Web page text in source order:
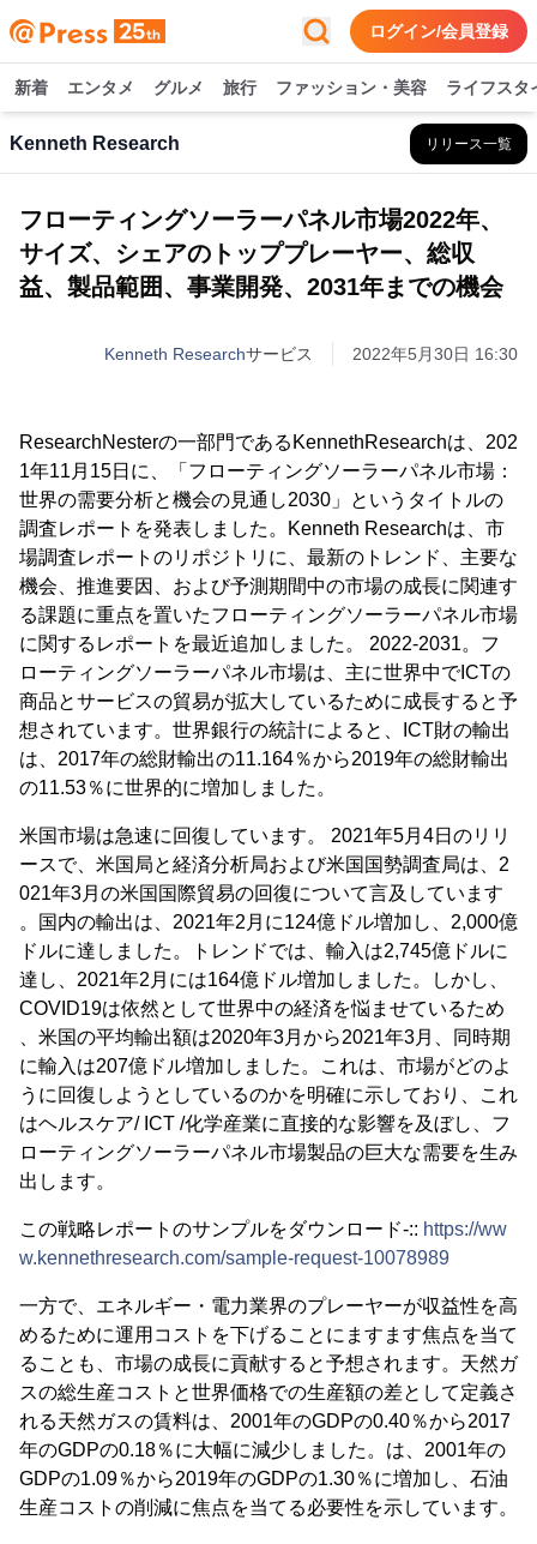
ログイン/会員登録
新着 エンタメ グルメ 旅行 ファッション・美容 ライフスタ
Kenneth Research リリース一覧
フローティングソーラーパネル市場2022年、
サイズ、シェアのトッププレーヤー、総収
益、製品範囲、事業開発、2031年までの機会
Kenneth Researchサービス 2022年5月30日 16:30
ResearchNesterの一部門であるKennethResearchは、202
1年11月15日に、「フローティングソーラーパネル市場：
世界の需要分析と機会の見通し2030」というタイトルの
調査レポートを発表しました。Kenneth Researchは、市
場調査レポートのリポジトリに、最新のトレンド、主要な
機会、推進要因、および予測期間中の市場の成長に関連す
る課題に重点を置いたフローティングソーラーパネル市場
に関するレポートを最近追加しました。 2022-2031。フ
ローティングソーラーパネル市場は、主に世界中でICTの
商品とサービスの貿易が拡大しているために成長すると予
想されています。世界銀行の統計によると、ICT財の輸出
は、2017年の総財輸出の11.164％から2019年の総財輸出
の11.53％に世界的に増加しました。
米国市場は急速に回復しています。 2021年5月4日のリリ
ースで、米国局と経済分析局および米国国勢調査局は、2
021年3月の米国国際貿易の回復について言及しています
。国内の輸出は、2021年2月に124億ドル増加し、2,000億
ドルに達しました。トレンドでは、輸入は2,745億ドルに
達し、2021年2月には164億ドル増加しました。しかし、
COVID19は依然として世界中の経済を悩ませているため
、米国の平均輸出額は2020年3月から2021年3月、同時期
に輸入は207億ドル増加しました。これは、市場がどのよ
うに回復しようとしているのかを明確に示しており、これ
はヘルスケア/ ICT /化学産業に直接的な影響を及ぼし、フ
ローティングソーラーパネル市場製品の巨大な需要を生み
出します。
この戦略レポートのサンプルをダウンロード-:: https://ww
w.kennethresearch.com/sample-request-10078989
一方で、エネルギー・電力業界のプレーヤーが収益性を高
めるために運用コストを下げることにますます焦点を当て
ることも、市場の成長に貢献すると予想されます。天然ガ
スの総生産コストと世界価格での生産額の差として定義さ
れる天然ガスの賃料は、2001年のGDPの0.40％から2017
年のGDPの0.18％に大幅に減少しました。は、2001年の
GDPの1.09％から2019年のGDPの1.30％に増加し、石油
生産コストの削減に焦点を当てる必要性を示しています。